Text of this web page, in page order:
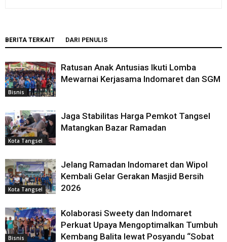
BERITA TERKAIT DARI PENULIS
Bisnis
Ratusan Anak Antusias Ikuti Lomba
Mewarnai Kerjasama Indomaret dan SGM
Kota Tangsel
Jaga Stabilitas Harga Pemkot Tangsel
Matangkan Bazar Ramadan
Kota Tangsel
Jelang Ramadan Indomaret dan Wipol
Kembali Gelar Gerakan Masjid Bersih
2026
Bisnis
Kolaborasi Sweety dan Indomaret
Perkuat Upaya Mengoptimalkan Tumbuh
Kembang Balita lewat Posyandu “Sobat